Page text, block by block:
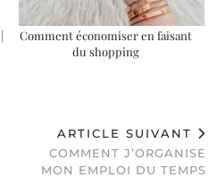
Comment économiser en faisant
du shopping
ARTICLE SUIVANT
COMMENT J’ORGANISE
MON EMPLOI DU TEMPS